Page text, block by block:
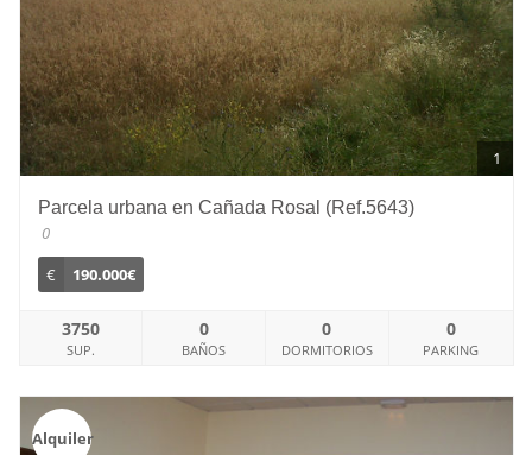
1
Parcela urbana en Cañada Rosal (Ref.5643)
0
€
190.000€
3750
SUP.
0
BAÑOS
0
DORMITORIOS
0
PARKING
Alquiler